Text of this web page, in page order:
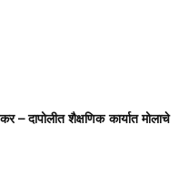
– दापोलीत शैक्षणिक कार्यात मोलाचे